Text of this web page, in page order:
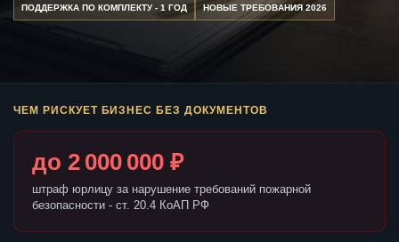
ПОДДЕРЖКА ПО КОМПЛЕКТУ - 1 ГОД НОВЫЕ ТРЕБОВАНИЯ 2026
ЧЕМ РИСКУЕТ БИЗНЕС БЕЗ ДОКУМЕНТОВ
до 2 000 000 ₽
штраф юрлицу за нарушение требований пожарной
безопасности - ст. 20.4 КоАП РФ